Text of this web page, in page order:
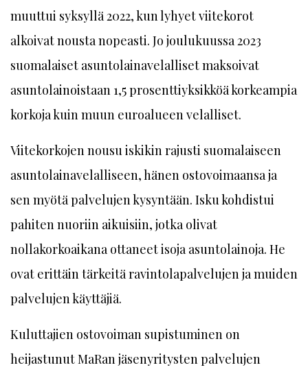
muuttui syksyllä 2022, kun lyhyet viitekorot
alkoivat nousta nopeasti. Jo joulukuussa 2023
suomalaiset asuntolainavelalliset maksoivat
asuntolainoistaan 1,5 prosenttiyksikköä korkeampia
korkoja kuin muun euroalueen velalliset.
Viitekorkojen nousu iskikin rajusti suomalaiseen
asuntolainavelalliseen, hänen ostovoimaansa ja
sen myötä palvelujen kysyntään. Isku kohdistui
pahiten nuoriin aikuisiin, jotka olivat
nollakorkoaikana ottaneet isoja asuntolainoja. He
ovat erittäin tärkeitä ravintolapalvelujen ja muiden
palvelujen käyttäjiä.
Kuluttajien ostovoiman supistuminen on
heijastunut MaRan jäsenyritysten palvelujen